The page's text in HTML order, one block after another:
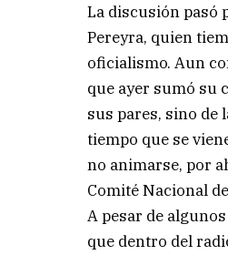
La discusión pasó
Pereyra, quien
oficialismo. Aun
que ayer sumó su
sus pares, sino de
tiempo que se
no animarse, por
Comité Nacional
A pesar de
que dentro del